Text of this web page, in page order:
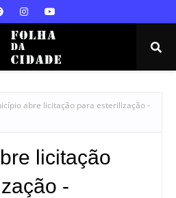
abre licitação para esterilização -
licitação
-